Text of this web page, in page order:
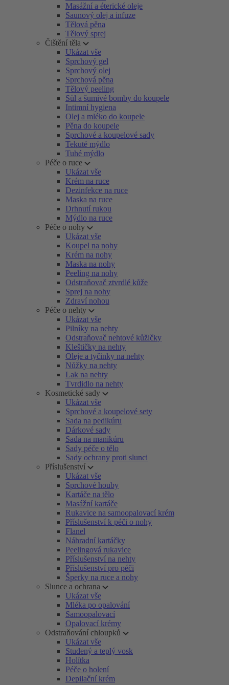
Masážní a éterické oleje
Saunový olej a infuze
Tělová pěna
Tělový sprej
Čištění těla
Ukázat vše
Sprchový gel
Sprchový olej
Sprchová pěna
Tělový peeling
Sůl a šumivé bomby do koupele
Intimní hygiena
Olej a mléko do koupele
Pěna do koupele
Sprchové a koupelové sady
Tekuté mýdlo
Tuhé mýdlo
Péče o ruce
Ukázat vše
Krém na ruce
Dezinfekce na ruce
Maska na ruce
Drhnutí rukou
Mýdlo na ruce
Péče o nohy
Ukázat vše
Koupel na nohy
Krém na nohy
Maska na nohy
Peeling na nohy
Odstraňovač ztvrdlé kůže
Sprej na nohy
Zdraví nohou
Péče o nehty
Ukázat vše
Pilníky na nehty
Odstraňovač nehtové kůžičky
Kleštičky na nehty
Oleje a tyčinky na nehty
Nůžky na nehty
Lak na nehty
Tvrdidlo na nehty
Kosmetické sady
Ukázat vše
Sprchové a koupelové sety
Sada na pedikúru
Dárkové sady
Sada na manikúru
Sady péče o tělo
Sady ochrany proti slunci
Příslušenství
Ukázat vše
Sprchové houby
Kartáče na tělo
Masážní kartáče
Rukavice na samoopalovací krém
Příslušenství k péči o nohy
Flanel
Náhradní kartáčky
Peelingová rukavice
Příslušenství na nehty
Příslušenství pro péči
Šperky na ruce a nohy
Slunce a ochrana
Ukázat vše
Mléka po opalování
Samoopalovací
Opalovací krémy
Odstraňování chloupků
Ukázat vše
Studený a teplý vosk
Holítka
Péče o holení
Depilační krém